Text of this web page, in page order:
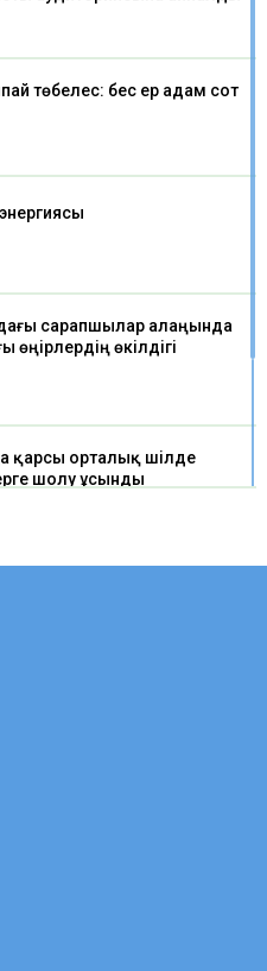
төбелес: бес ер адам сот
сарапшылар алаңында
өңірлердің өкілдігі
қарсы орталық шілде
шолу ұсынды